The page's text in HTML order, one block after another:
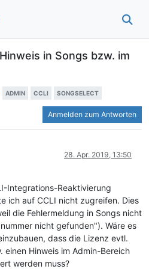
in Songs bzw. im
ADMIN CCLI SONGSELECT
Anmelden zum Antworten
28. Apr. 2019, 13:50
Integrations-Reaktivierung
ich auf CCLI nicht zugreifen. Dies
die Fehlermeldung in Songs nicht
nicht gefunden"). Wäre es
dass die Lizenz evtl.
Hinweis im Admin-Bereich
werden muss?